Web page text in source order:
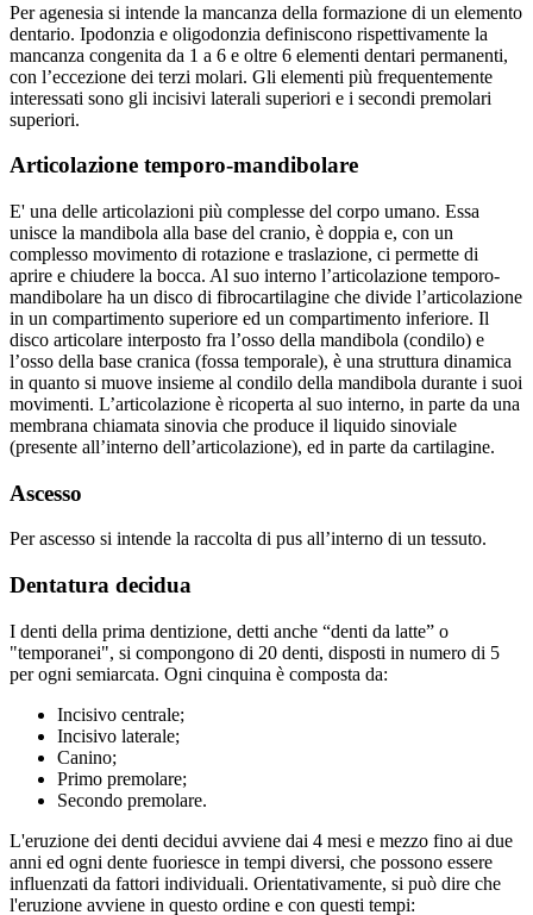
Per agenesia si intende la mancanza della formazione di un elemento
dentario. Ipodonzia e oligodonzia definiscono rispettivamente la
mancanza congenita da 1 a 6 e oltre 6 elementi dentari permanenti,
con l’eccezione dei terzi molari. Gli elementi più frequentemente
interessati sono gli incisivi laterali superiori e i secondi premolari
superiori.
Articolazione temporo-mandibolare
E' una delle articolazioni più complesse del corpo umano. Essa
unisce la mandibola alla base del cranio, è doppia e, con un
complesso movimento di rotazione e traslazione, ci permette di
aprire e chiudere la bocca. Al suo interno l’articolazione temporo-
mandibolare ha un disco di fibrocartilagine che divide l’articolazione
in un compartimento superiore ed un compartimento inferiore. Il
disco articolare interposto fra l’osso della mandibola (condilo) e
l’osso della base cranica (fossa temporale), è una struttura dinamica
in quanto si muove insieme al condilo della mandibola durante i suoi
movimenti. L’articolazione è ricoperta al suo interno, in parte da una
membrana chiamata sinovia che produce il liquido sinoviale
(presente all’interno dell’articolazione), ed in parte da cartilagine.
Ascesso
Per ascesso si intende la raccolta di pus all’interno di un tessuto.
Dentatura decidua
I denti della prima dentizione, detti anche “denti da latte” o
"temporanei", si compongono di 20 denti, disposti in numero di 5
per ogni semiarcata. Ogni cinquina è composta da:
Incisivo centrale;
Incisivo laterale;
Canino;
Primo premolare;
Secondo premolare.
L'eruzione dei denti decidui avviene dai 4 mesi e mezzo fino ai due
anni ed ogni dente fuoriesce in tempi diversi, che possono essere
influenzati da fattori individuali. Orientativamente, si può dire che
l'eruzione avviene in questo ordine e con questi tempi: